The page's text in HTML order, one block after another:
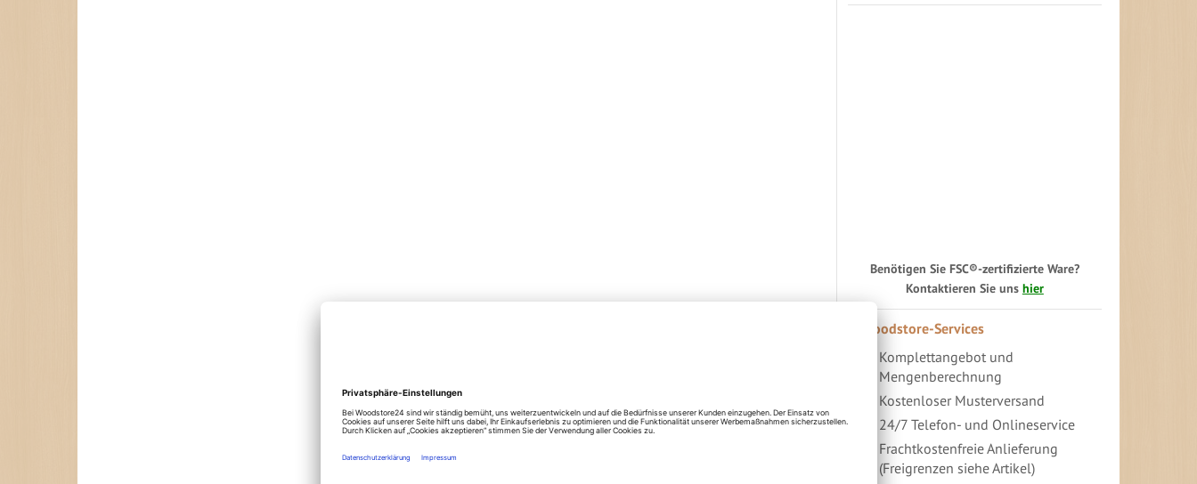
Benötigen Sie FSC®-zertifizierte Ware?
Kontaktieren Sie uns hier
Woodstore-Services
Komplettangebot und
Mengenberechnung
Kostenloser Musterversand
24/7 Telefon- und Onlineservice
Frachtkostenfreie Anlieferung
(Freigrenzen siehe Artikel)